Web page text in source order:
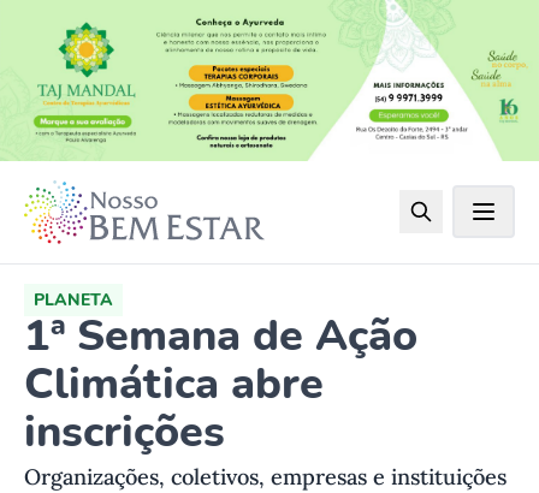
PLANETA
1ª Semana de Ação
Climática abre
inscrições
Organizações, coletivos, empresas e instituições